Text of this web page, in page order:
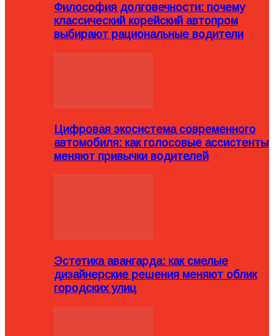
Философия долговечности: почему
классический корейский автопром
выбирают рациональные водители
Цифровая экосистема современного
автомобиля: как голосовые ассистенты
меняют привычки водителей
Эстетика авангарда: как смелые
дизайнерские решения меняют облик
городских улиц